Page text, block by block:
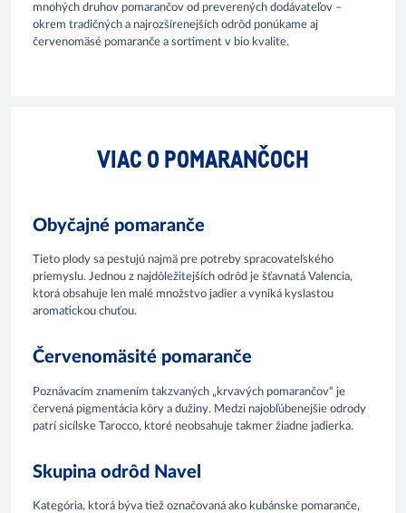
mnohých druhov pomarančov od preverených dodávateľov –
okrem tradičných a najrozšírenejších odrôd ponúkame aj
červenomäsé pomaranče a sortiment v bio kvalite.
VIAC O POMARANČOCH
Obyčajné pomaranče
Tieto plody sa pestujú najmä pre potreby spracovateľského
priemyslu. Jednou z najdôležitejších odrôd je šťavnatá Valencia,
ktorá obsahuje len malé množstvo jadier a vyniká kyslastou
aromatickou chuťou.
Červenomäsité pomaranče
Poznávacím znamením takzvaných „krvavých pomarančov“ je
červená pigmentácia kôry a dužiny. Medzi najobľúbenejšie odrody
patrí sicílske Tarocco, ktoré neobsahuje takmer žiadne jadierka.
Skupina odrôd Navel
Kategória, ktorá býva tiež označovaná ako kubánske pomaranče,